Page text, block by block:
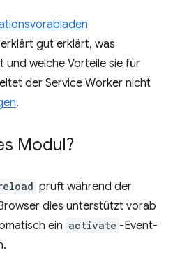
gut erklärt, was
und welche Vorteile sie für
der Service Worker nicht
.
Modul?
prüft während der
dies unterstützt vorab
ein activate -Event-